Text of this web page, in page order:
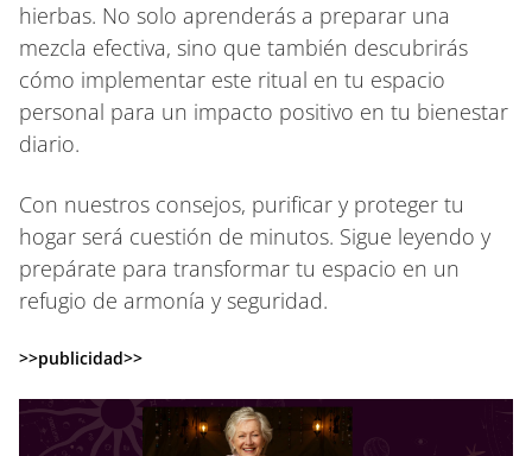
hierbas. No solo aprenderás a preparar una
mezcla efectiva, sino que también descubrirás
cómo implementar este ritual en tu espacio
personal para un impacto positivo en tu bienestar
diario.
Con nuestros consejos, purificar y proteger tu
hogar será cuestión de minutos. Sigue leyendo y
prepárate para transformar tu espacio en un
refugio de armonía y seguridad.
>>publicidad>>